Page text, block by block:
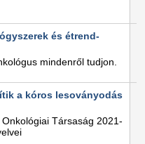
és étrend-
mindenről tudjon.
a kóros lesoványodás
Társaság 2021-